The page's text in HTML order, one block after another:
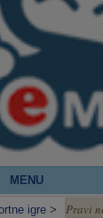
MENU
igre > Pravi